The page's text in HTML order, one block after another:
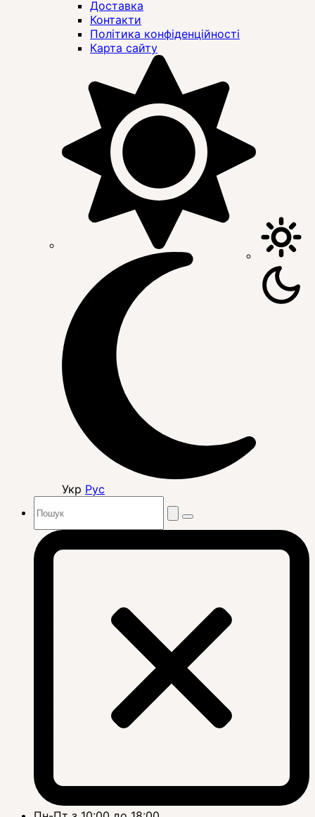
Доставка
Контакти
Політика конфіденційності
Карта сайту
Укр Рус